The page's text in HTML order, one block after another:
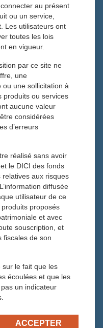
Infos patrimoniales
2026/05/XM.png
au présent
ou un service,
Les utilisateurs ont
toutes les lois
en vigueur.
par ce site ne
une
une sollicitation à
produits ou services
aucune valeur
considérées
d’erreurs
réalisé sans avoir
le DICI des fonds
aux risques
diffusée
utilisateur de ce
proposés
et avec
souscription, et
fiscales de son
sur le fait que les
écoulées et que les
un indicateur
ACCEPTER